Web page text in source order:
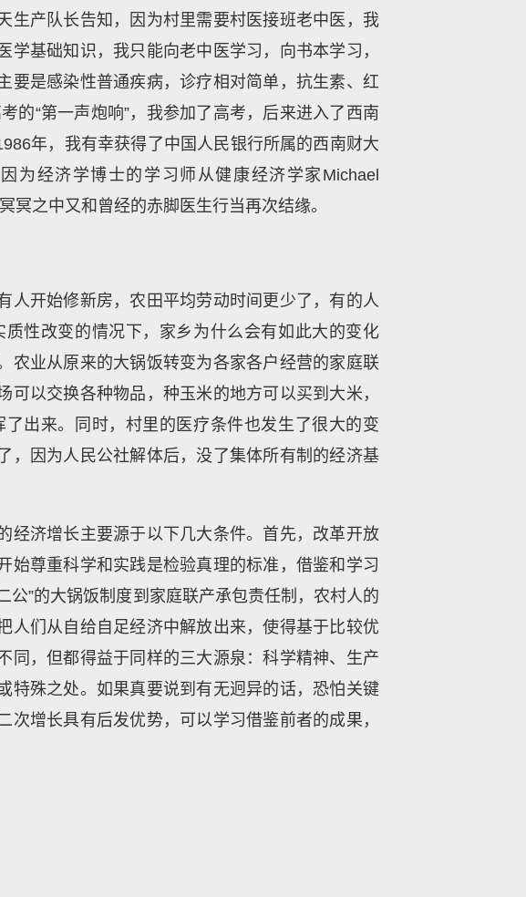
生产队长告知，因为村里需要村医接班老中医，我
基础知识，我只能向老中医学习，向书本学习，
要是感染性普通疾病，诊疗相对简单，抗生素、红
的“第一声炮响”，我参加了高考，后来进入了西南
年，我有幸获得了中国人民银行所属的西南财大
为经济学博士的学习师从健康经济学家Michael
之中又和曾经的赤脚医生行当再次结缘。
人开始修新房，农田平均劳动时间更少了，有的人
性改变的情况下，家乡为什么会有如此大的变化
农业从原来的大锅饭转变为各家各户经营的家庭联
以交换各种物品，种玉米的地方可以买到大米，
出来。同时，村里的医疗条件也发生了很大的变
，因为人民公社解体后，没了集体所有制的经济基
经济增长主要源于以下几大条件。首先，改革开放
始尊重科学和实践是检验真理的标准，借鉴和学习
”的大锅饭制度到家庭联产承包责任制，农村人的
人们从自给自足经济中解放出来，使得基于比较优
同，但都得益于同样的三大源泉：科学精神、生产
特殊之处。如果真要说到有无迥异的话，恐怕关键
增长具有后发优势，可以学习借鉴前者的成果，